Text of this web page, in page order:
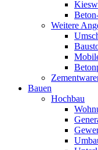
Weitere
Bauen
Hochbau